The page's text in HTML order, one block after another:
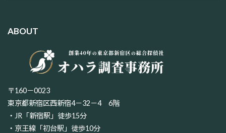
ABOUT
〒160－0023
東京都新宿区西新宿4－32－4 6階
・JR「新宿駅」徒歩15分
・京王線「初台駅」徒歩10分